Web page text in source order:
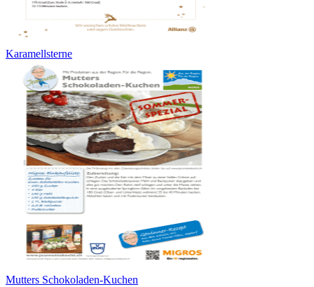
Karamellsterne
Mutters Schokoladen-Kuchen